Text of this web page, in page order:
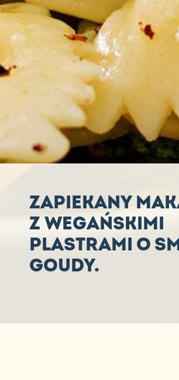
ZAPIEKANY
Z WEGAŃSKIMI
PLASTRAMI O
GOUDY.